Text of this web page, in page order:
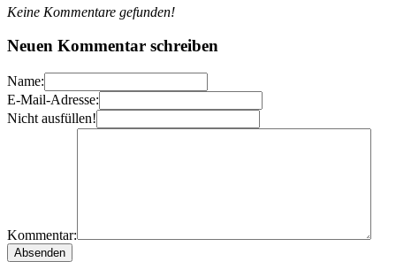
Keine Kommentare gefunden!
Neuen Kommentar schreiben
Name:
E-Mail-Adresse:
Nicht ausfüllen!
Kommentar: